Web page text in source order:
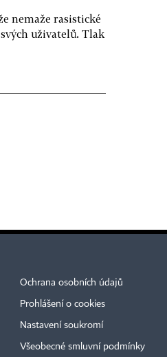
nemaže rasistické
uživatelů. Tlak
Ochrana osobních údajů
Prohlášení o cookies
Nastavení soukromí
Všeobecné smluvní podmínky